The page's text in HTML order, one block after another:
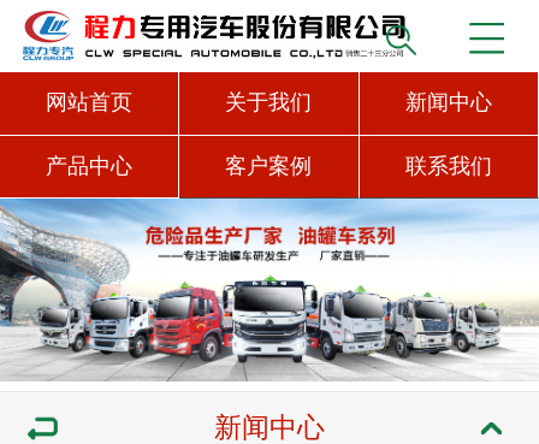
网站首页 关于我们 新闻中心
产品中心 客户案例 联系我们
新闻中心